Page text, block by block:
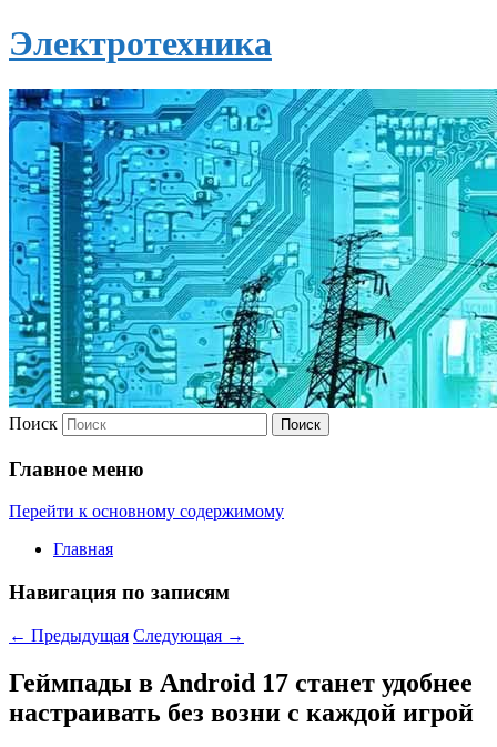
Электротехника
Поиск
Главное меню
Перейти к основному содержимому
Главная
Навигация по записям
← Предыдущая Следующая →
Геймпады в Android 17 станет удобнее
настраивать без возни с каждой игрой